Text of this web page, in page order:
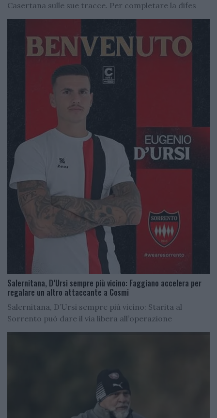
Casertana sulle sue tracce. Per completare la difes
Salernitana, D’Ursi sempre più vicino: Faggiano accelera per
regalare un altro attaccante a Cosmi
Salernitana, D’Ursi sempre più vicino: Starita al
Sorrento può dare il via libera all’operazione